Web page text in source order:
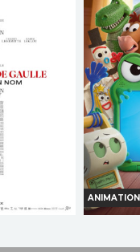
Infos
ANIMATION